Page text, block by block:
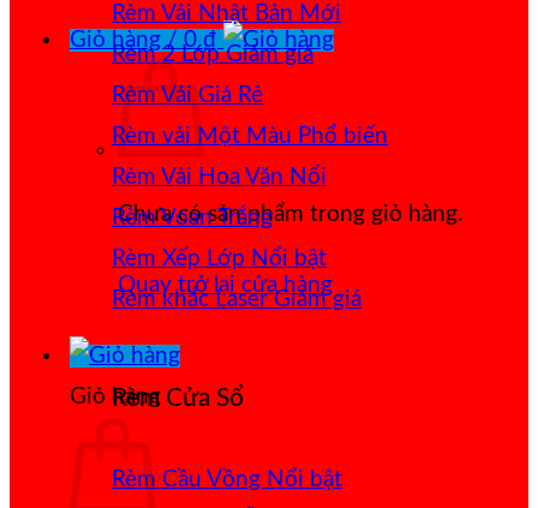
Giỏ hàng /0₫
Chưa có sản phẩm trong giỏ hàng.
Quay trở lại cửa hàng
Giỏ hàng
Rèm Vải Nhật Bản
Rèm 2 Lớp
Rèm Vải Giá Rẻ
Rèm vải Một Màu
Rèm Vải Hoa Văn Nổi
Rèm Voan Trắng
Rèm Xếp Lớp
Rèm khắc Laser
Rèm Cửa Sổ
Rèm Cầu Vồng